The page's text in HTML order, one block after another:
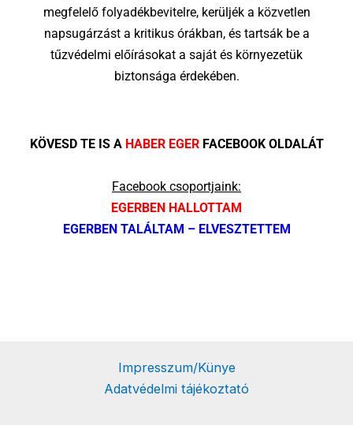
megfelelő folyadékbevitelre, kerüljék a közvetlen
napsugárzást a kritikus órákban, és tartsák be a
tűzvédelmi előírásokat a saját és környezetük
biztonsága érdekében.
KÖVESD TE IS A HABER EGERFACEBOOK OLDALÁT
Facebook csoportjaink:
EGERBEN HALLOTTAM
EGERBEN TALÁLTAM – ELVESZTETTEM
Impresszum/Künye
Adatvédelmi tájékoztató